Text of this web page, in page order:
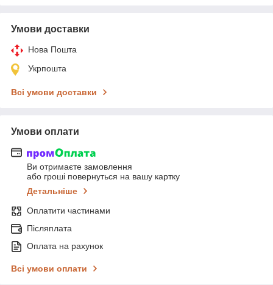
Умови доставки
Нова Пошта
Укрпошта
Всі умови доставки
Умови оплати
Ви отримаєте замовлення
або гроші повернуться на вашу картку
Детальніше
Оплатити частинами
Післяплата
Оплата на рахунок
Всі умови оплати